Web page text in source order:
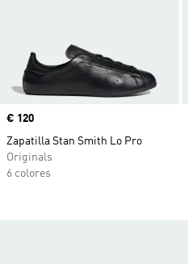
Precio
€ 120
Zapatilla Stan Smith Lo Pro
Originals
6 colores